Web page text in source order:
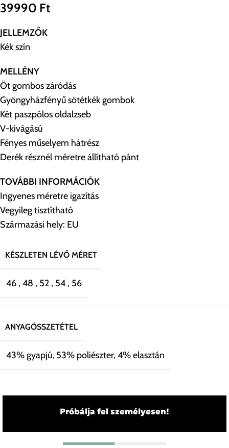
39990 Ft
JELLEMZŐK
Kék szín
MELLÉNY
Öt gombos záródás
Gyöngyházfényű sötétkék gombok
Két paszpólos oldalzseb
V-kivágású
Fényes műselyem hátrész
Derék résznél méretre állítható pánt
TOVÁBBI INFORMÁCIÓK
Ingyenes méretre igazítás
Vegyileg tisztítható
Származási hely: EU
KÉSZLETEN LÉVŐ MÉRET
46 , 48 , 52 , 54 , 56
ANYAGÖSSZETÉTEL
43% gyapjú, 53% poliészter, 4% elasztán
Próbálja fel személyesen!